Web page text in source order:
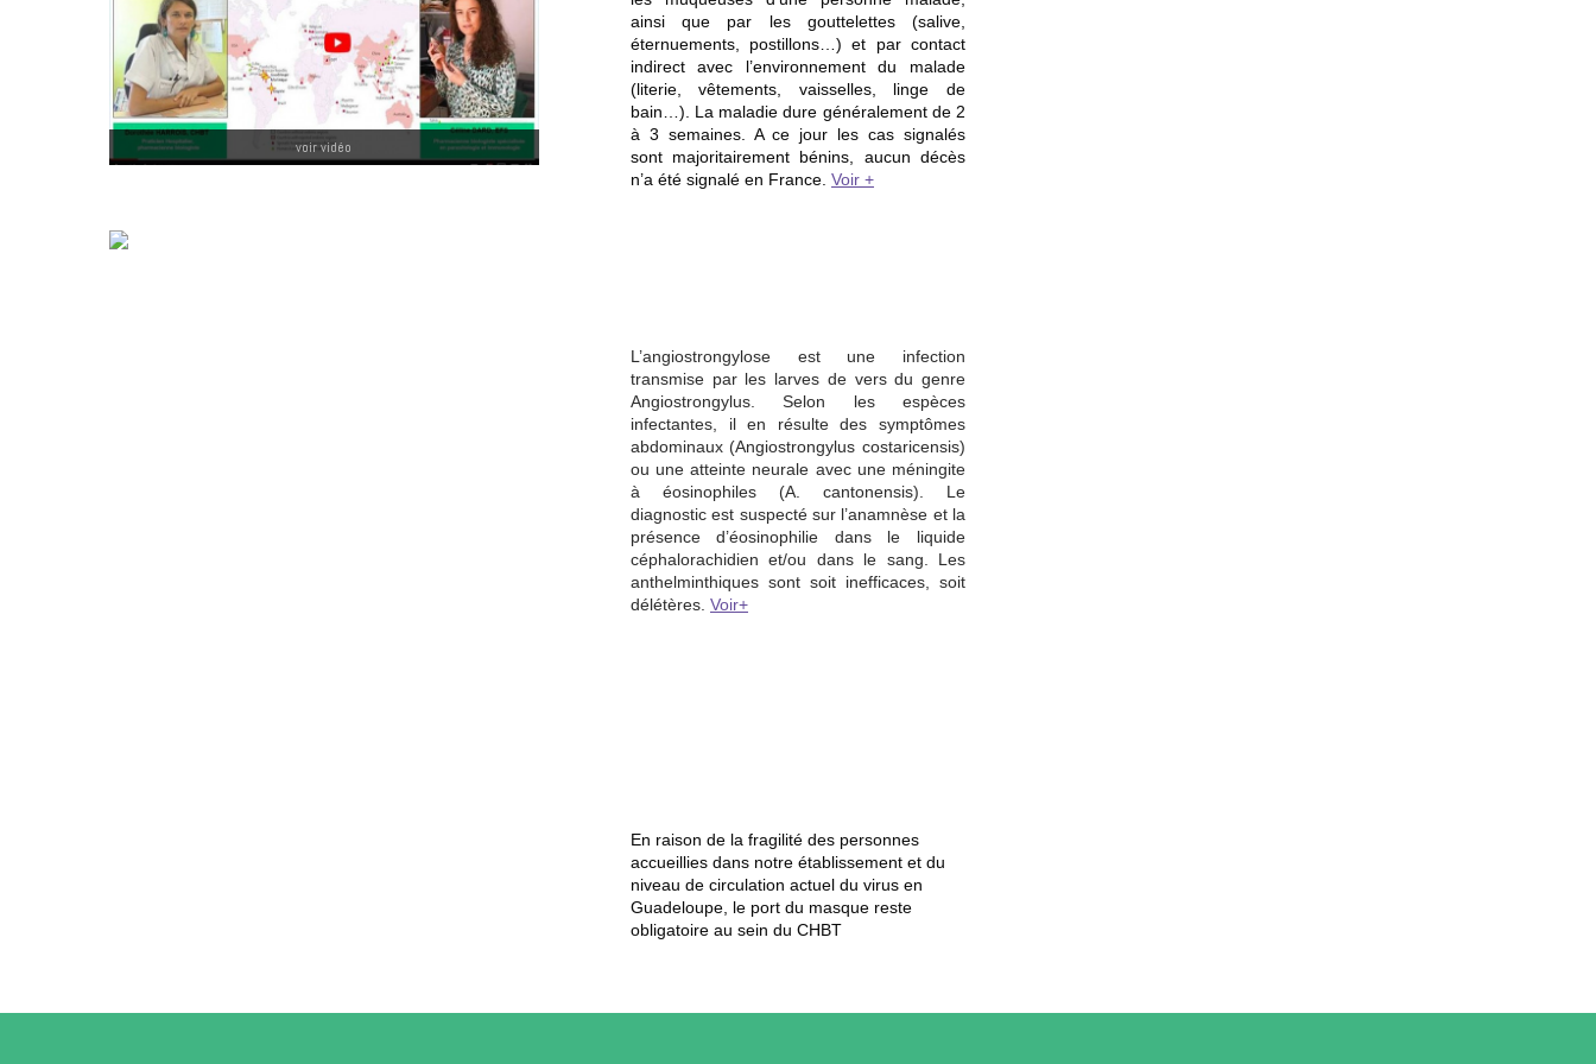
voir vidéo
ainsi que par les gouttelettes (salive,
éternuements, postillons…) et par contact
indirect avec l’environnement du malade
(literie, vêtements, vaisselles, linge de
bain…). La maladie dure généralement de 2
à 3 semaines. A ce jour les cas signalés
sont majoritairement bénins, aucun décès
n’a été signalé en France.Voir +
L’angiostrongylose est une infection
transmise par les larves de vers du genre
Angiostrongylus. Selon les espèces
infectantes, il en résulte des symptômes
abdominaux (Angiostrongylus costaricensis)
ou une atteinte neurale avec une méningite
à éosinophiles (A. cantonensis). Le
diagnostic est suspecté sur l’anamnèse et la
présence d’éosinophilie dans le liquide
céphalorachidien et/ou dans le sang. Les
anthelminthiques sont soit inefficaces, soit
délétères.Voir+
En raison de la fragilité des personnes
accueillies dans notre établissement et du
niveau de circulation actuel du virus en
Guadeloupe, le port du masque reste
obligatoire au sein du CHBT